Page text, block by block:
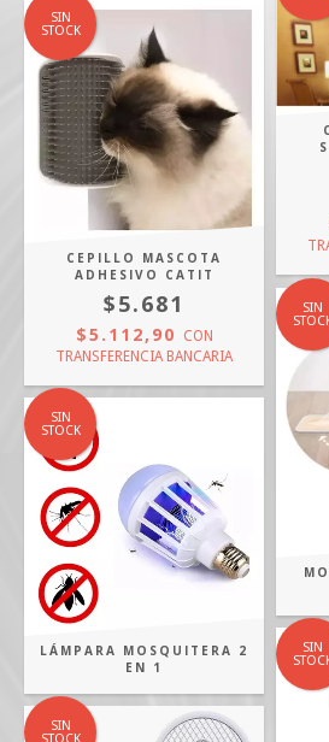
SIN
STOCK
CEPILLO MASCOTA
ADHESIVO CATIT
$5.681
$5.112,90
CON
TRANSFERENCIA BANCARIA
SIN
STOCK
LÁMPARA MOSQUITERA 2
EN 1
SIN
SIN
SIN